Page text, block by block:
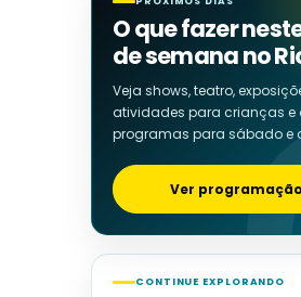
O que fazer
de semana no
Veja shows, teatro,
atividades para crianças e
programas para sábado e
Ver programação
CONTINUE EXPLORANDO